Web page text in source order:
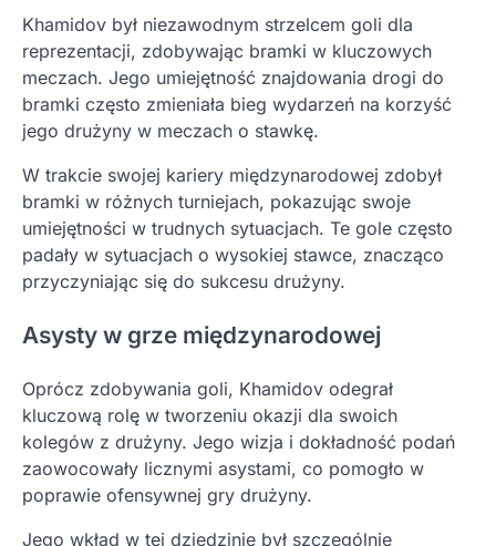
Khamidov był niezawodnym strzelcem goli dla
reprezentacji, zdobywając bramki w kluczowych
meczach. Jego umiejętność znajdowania drogi do
bramki często zmieniała bieg wydarzeń na korzyść
jego drużyny w meczach o stawkę.
W trakcie swojej kariery międzynarodowej zdobył
bramki w różnych turniejach, pokazując swoje
umiejętności w trudnych sytuacjach. Te gole często
padały w sytuacjach o wysokiej stawce, znacząco
przyczyniając się do sukcesu drużyny.
Asysty w grze międzynarodowej
Oprócz zdobywania goli, Khamidov odegrał
kluczową rolę w tworzeniu okazji dla swoich
kolegów z drużyny. Jego wizja i dokładność podań
zaowocowały licznymi asystami, co pomogło w
poprawie ofensywnej gry drużyny.
Jego wkład w tej dziedzinie był szczególnie